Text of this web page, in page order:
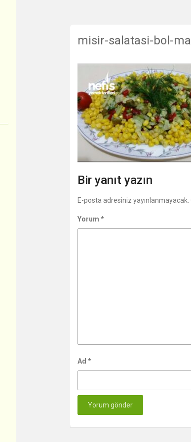
misir-salatasi-bol-
Bir yanıt yazın
E-posta adresiniz yayınlanmayacak.
Yorum*
Ad*